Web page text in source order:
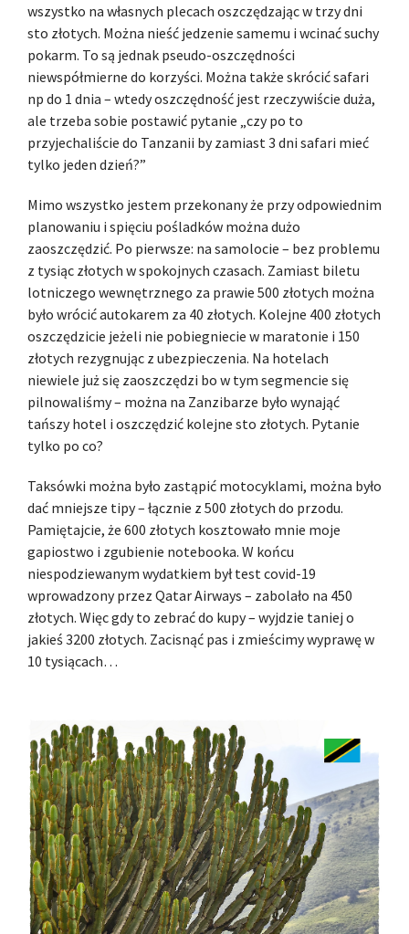
wszystko na własnych plecach oszczędzając w trzy dni
sto złotych. Można nieść jedzenie samemu i wcinać suchy
pokarm. To są jednak pseudo-oszczędności
niewspółmierne do korzyści. Można także skrócić safari
np do 1 dnia – wtedy oszczędność jest rzeczywiście duża,
ale trzeba sobie postawić pytanie „czy po to
przyjechaliście do Tanzanii by zamiast 3 dni safari mieć
tylko jeden dzień?”
Mimo wszystko jestem przekonany że przy odpowiednim
planowaniu i spięciu pośladków można dużo
zaoszczędzić. Po pierwsze: na samolocie – bez problemu
z tysiąc złotych w spokojnych czasach. Zamiast biletu
lotniczego wewnętrznego za prawie 500 złotych można
było wrócić autokarem za 40 złotych. Kolejne 400 złotych
oszczędzicie jeżeli nie pobiegniecie w maratonie i 150
złotych rezygnując z ubezpieczenia. Na hotelach
niewiele już się zaoszczędzi bo w tym segmencie się
pilnowaliśmy – można na Zanzibarze było wynająć
tańszy hotel i oszczędzić kolejne sto złotych. Pytanie
tylko po co?
Taksówki można było zastąpić motocyklami, można było
dać mniejsze tipy – łącznie z 500 złotych do przodu.
Pamiętajcie, że 600 złotych kosztowało mnie moje
gapiostwo i zgubienie notebooka. W końcu
niespodziewanym wydatkiem był test covid-19
wprowadzony przez Qatar Airways – zabolało na 450
złotych. Więc gdy to zebrać do kupy – wyjdzie taniej o
jakieś 3200 złotych. Zacisnąć pas i zmieścimy wyprawę w
10 tysiącach…